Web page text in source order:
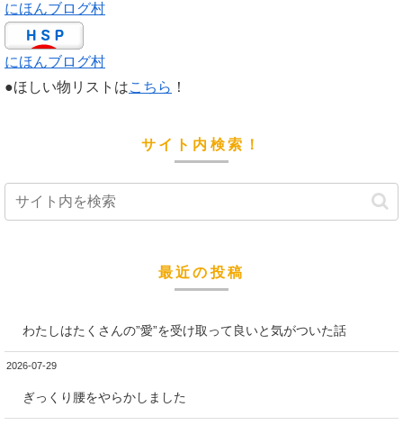
にほんブログ村
にほんブログ村
●ほしい物リストはこちら ！
サイト内検索！
最近の投稿
わたしはたくさんの”愛”を受け取って良いと気がついた話
2026-07-29
ぎっくり腰をやらかしました